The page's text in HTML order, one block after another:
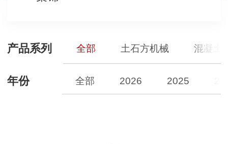
产品系列 全部 土石方机械 混凝土
年份 全部 2026 2025